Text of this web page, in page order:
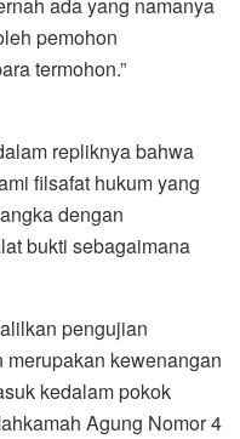
ada yang namanya
pemohon
termohon.”
repliknya bahwa
filsafat hukum yang
dengan
bukti sebagaimana
pengujian
kewenangan
kedalam pokok
Agung Nomor 4